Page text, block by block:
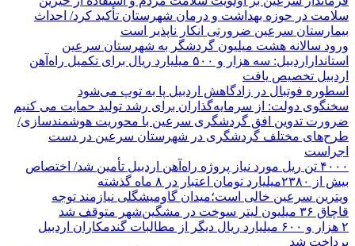
سلامت در حوزه بهداشت و درمان شهرستان تأکید کرد/ احداث
بیمارستان سرعین ضرورتی انکار ناپذیر است
ورود سالانه هشت میلیون گردشگر به شهرستان سرعین
استانداراردبیل: سه هزار و ۵۰۰ میلیارد ریال برای تکمیل راه‌آهن
اردبیل تخصیص یافت
اسطوره فوتبال در زادگاهش اردبیل پا به توپ می‌شود
سخنگوی دولت: از سرمایه‌گذاران برای رشد تولید حمایت می کنیم
ضرورت تدوین افق گردشگری سرعین با محوریت هوشمندسازی/
طرح‌های مختلف گردشگری در شهرستان سرعین در دست
اجراست
۴۰۰۰ تن ریل مورد نیاز پروژه راه‌آهن اردبیل تأمین شد/ اختصاص
بیش از ۲۳۸۰میلیارد تومان اعتبار در ۸ ماه گذشته
ویترین سرعین خالی است؛میدان گاومیشگلی نیازمند توجه
قاچاق ۳۶ میلیون لیتر سوخت در مشگین‌شهر متوقف شد
۲ هزار و ۶۰۰‌ میلیارد ریال دیگر از مطالبات گندمکاران اردبیل
پرداخت شد